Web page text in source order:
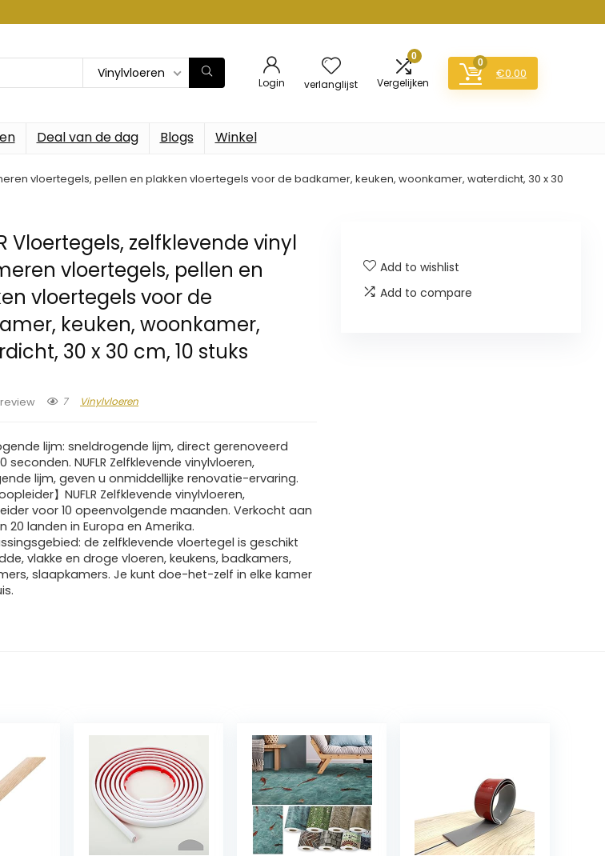
Vinylvloeren
Login verlanglijst
0
Vergelijken
0
€0.00
Deal van de dag Blogs Winkel
vloertegels, pellen en plakken vloertegels voor de badkamer, keuken, woonkamer, waterdicht, 30 x 30
Vloertegels, zelfklevende vinyl
vloertegels, pellen en
vloertegels voor de
keuken, woonkamer,
30 x 30 cm, 10 stuks
7 Vinylvloeren
lijm: sneldrogende lijm, direct gerenoveerd
seconden. NUFLR Zelfklevende vinylvloeren,
lijm, geven u onmiddellijke renovatie-ervaring.
】NUFLR Zelfklevende vinylvloeren,
voor 10 opeenvolgende maanden. Verkocht aan
20 landen in Europa en Amerika.
de zelfklevende vloertegel is geschikt
vlakke en droge vloeren, keukens, badkamers,
slaapkamers. Je kunt doe-het-zelf in elke kamer
Add to wishlist
Add to compare